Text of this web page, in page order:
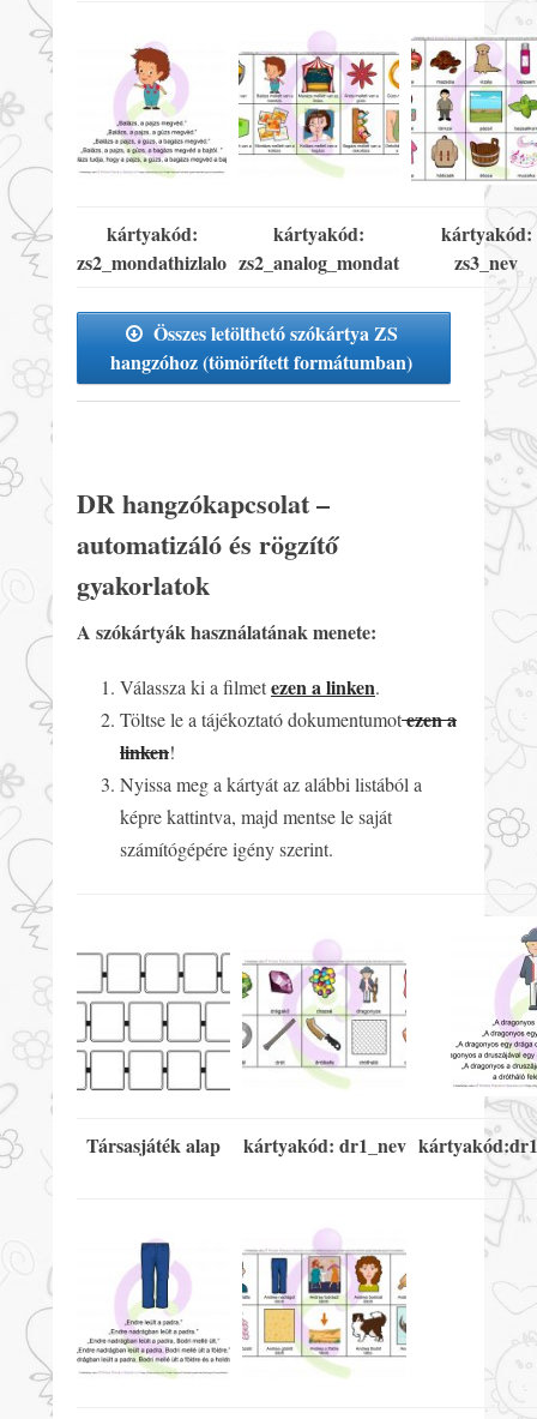
kártyakód:
zs2_mondathizlalo
kártyakód:
zs2_analog_mondat
kártyakód:
zs3_nev
Összes letölthetó szókártya ZS
hangzóhoz (tömörített formátumban)
DR hangzókapcsolat –
automatizáló és rögzítő
gyakorlatok
A szókártyák használatának menete:
Válassza ki a filmetezen a linken.
Töltse le a tájékoztató dokumentumotezen a
linken!
Nyissa meg a kártyát az alábbi listából a
képre kattintva, majd mentse le saját
számítógépére igény szerint.
Társasjáték alap kártyakód: dr1_nev